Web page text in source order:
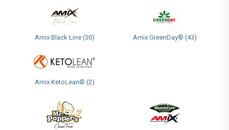
Amix Black Line (30) Amix GreenDay® (43)
Amix KetoLean® (2)